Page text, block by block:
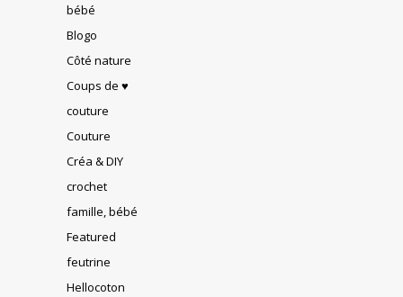
bébé
Blogo
Côté nature
Coups de ♥
couture
Couture
Créa & DIY
crochet
famille, bébé
Featured
feutrine
Hellocoton